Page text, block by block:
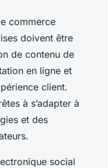
commerce
doivent être
de contenu de
en ligne et
client.
à s’adapter à
et des
social